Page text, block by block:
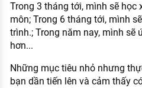
Trong 3 tháng tới, mình sẽ học
môn; Trong 6 tháng tới, mình
trình.; Trong năm nay, mình sẽ
hơn...
Những mục tiêu nhỏ nhưng
bạn dần tiến lên và cảm thấy